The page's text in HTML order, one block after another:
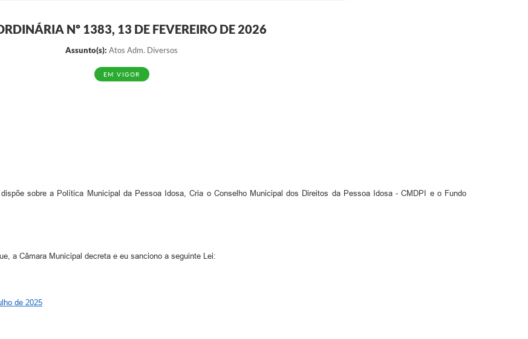
Nº 1383, 13 DE FEVEREIRO DE 2026
Assunto(s): Atos Adm. Diversos
EM VIGOR
sobre a Política Municipal da Pessoa Idosa, Cria o Conselho Municipal dos Direitos da Pessoa Idosa - CMDPI e o Fundo
a Câmara Municipal decreta e eu sanciono a seguinte Lei:
de 2025